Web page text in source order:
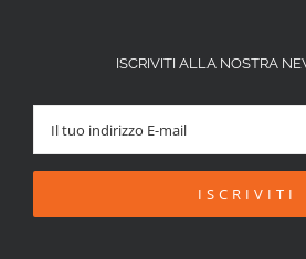
ISCRIVITI ALLA NOSTRA